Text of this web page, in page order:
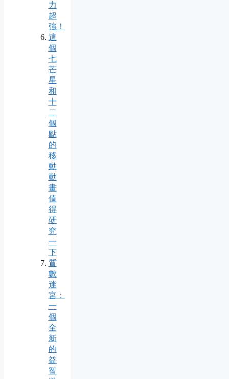
力
超
強！
這
個
七
芒
星
和
十
二
個
點
的
移
動
動
畫
值
得
研
究
一
下
質
數
迷
宮：
一
個
全
新
的
益
智